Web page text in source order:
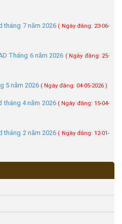
tháng 7 năm 2026 ( Ngày đăng: 23-06-
Tháng 6 năm 2026 ( Ngày đăng: 25-
5 năm 2026 ( Ngày đăng: 04-05-2026 )
tháng 4 năm 2026 ( Ngày đăng: 15-04-
tháng 2 năm 2026 ( Ngày đăng: 12-01-